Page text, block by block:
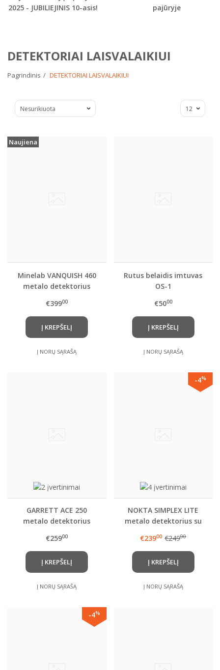
2025 - JUBILIEJINIS 10-asis!
pajūryje
DETEKTORIAI LAISVALAIKIUI
Pagrindinis DETEKTORIAI LAISVALAIKIUI
Naujiena
Minelab VANQUISH 460
metalo detektorius
€39900
Į KREPŠELĮ
Į NORŲ SĄRAŠĄ
Rutus belaidis imtuvas
OS-1
€5000
Į KREPŠELĮ
Į NORŲ SĄRAŠĄ
GARRETT ACE 250
metalo detektorius
€25900
Į KREPŠELĮ
Į NORŲ SĄRAŠĄ
-4%
NOKTA SIMPLEX LITE
metalo detektorius su
€23900 €24900
Į KREPŠELĮ
Į NORŲ SĄRAŠĄ
-4%